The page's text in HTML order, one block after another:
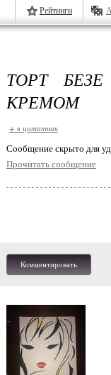
Рейтинги
ТОРТ
КРЕМОМ
+ в цитатник
Cообщение скрыто для
Прочитать сообщение
Комментировать